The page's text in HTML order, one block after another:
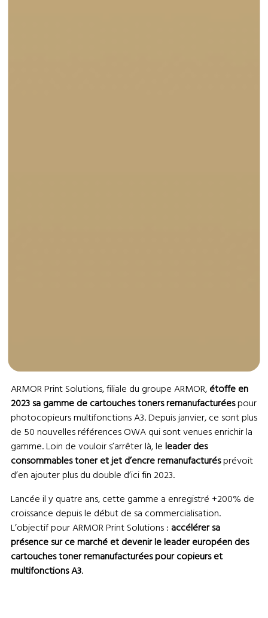
ARMOR Print Solutions, filiale du groupe ARMOR,étoffe en
2023 sa gamme de cartouches toners remanufacturéespour
photocopieurs multifonctions A3. Depuis janvier, ce sont plus
de 50 nouvelles références OWA qui sont venues enrichir la
gamme. Loin de vouloir s’arrêter là, leleader des
consommables toner et jet d’encre remanufacturésprévoit
d’en ajouter plus du double d’ici fin 2023.
Lancée il y quatre ans, cette gamme a enregistré +200% de
croissance depuis le début de sa commercialisation.
L’objectif pour ARMOR Print Solutions : accélérer sa
présence sur ce marché et devenir le leader européen des
cartouches toner remanufacturées pour copieurs et
multifonctions A3.